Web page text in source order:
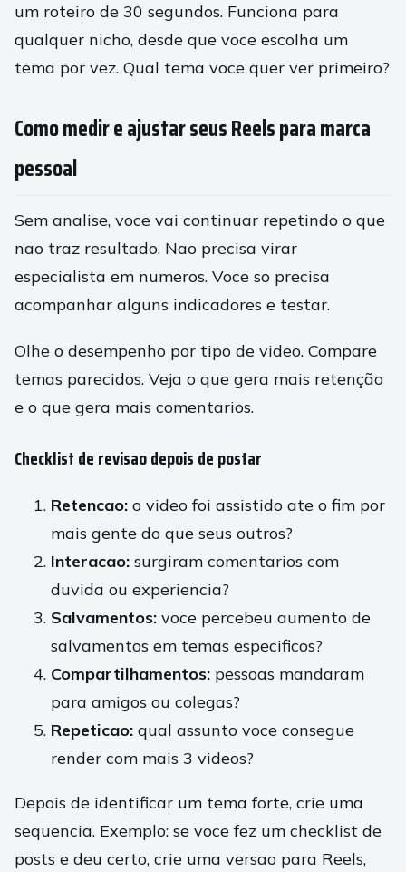
um roteiro de 30 segundos. Funciona para
qualquer nicho, desde que voce escolha um
tema por vez. Qual tema voce quer ver primeiro?
Como medir e ajustar seus Reels para marca
pessoal
Sem analise, voce vai continuar repetindo o que
nao traz resultado. Nao precisa virar
especialista em numeros. Voce so precisa
acompanhar alguns indicadores e testar.
Olhe o desempenho por tipo de video. Compare
temas parecidos. Veja o que gera mais retenção
e o que gera mais comentarios.
Checklist de revisao depois de postar
Retencao: o video foi assistido ate o fim por
mais gente do que seus outros?
Interacao: surgiram comentarios com
duvida ou experiencia?
Salvamentos: voce percebeu aumento de
salvamentos em temas especificos?
Compartilhamentos: pessoas mandaram
para amigos ou colegas?
Repeticao: qual assunto voce consegue
render com mais 3 videos?
Depois de identificar um tema forte, crie uma
sequencia. Exemplo: se voce fez um checklist de
posts e deu certo, crie uma versao para Reels,